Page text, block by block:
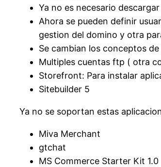
Ya no es necesario
Ahora se pueden definir
gestion del domino y otra
Se cambian los conceptos
Multiples cuentas ftp ( otra
Storefront: Para instalar
Sitebuilder 5
Ya no se soportan estas
Miva Merchant
gtchat
MS Commerce Starter Kit 1.0